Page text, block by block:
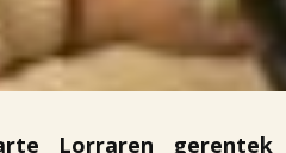
Lorraren gerentek